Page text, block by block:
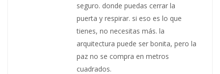
seguro. donde puedas cerrar la
puerta y respirar. si eso es lo que
tienes, no necesitas más. la
arquitectura puede ser bonita, pero la
paz no se compra en metros
cuadrados.